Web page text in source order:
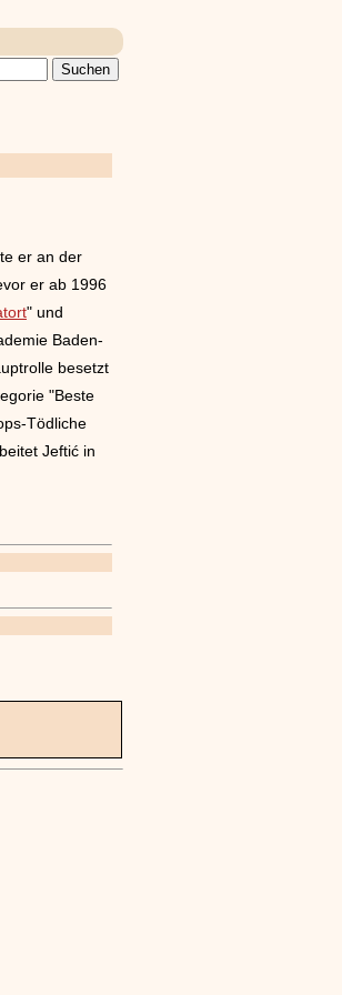
er an der
er ab 1996
" und
Baden-
besetzt
"Beste
Tödliche
Jeftić in